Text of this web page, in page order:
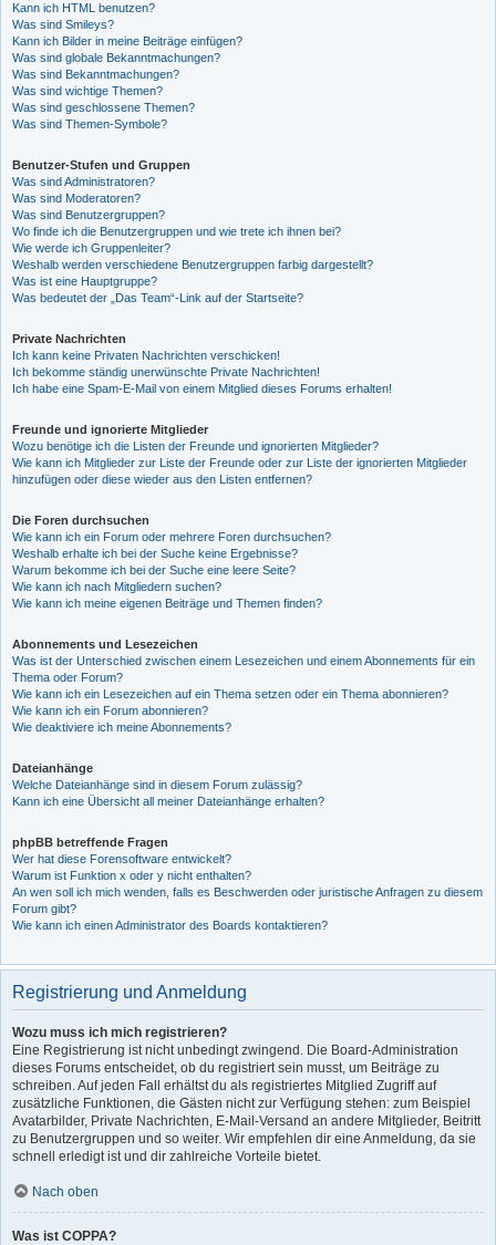
Kann ich HTML benutzen?
Was sind Smileys?
Kann ich Bilder in meine Beiträge einfügen?
Was sind globale Bekanntmachungen?
Was sind Bekanntmachungen?
Was sind wichtige Themen?
Was sind geschlossene Themen?
Was sind Themen-Symbole?
Benutzer-Stufen und Gruppen
Was sind Administratoren?
Was sind Moderatoren?
Was sind Benutzergruppen?
Wo finde ich die Benutzergruppen und wie trete ich ihnen bei?
Wie werde ich Gruppenleiter?
Weshalb werden verschiedene Benutzergruppen farbig dargestellt?
Was ist eine Hauptgruppe?
Was bedeutet der „Das Team“-Link auf der Startseite?
Private Nachrichten
Ich kann keine Privaten Nachrichten verschicken!
Ich bekomme ständig unerwünschte Private Nachrichten!
Ich habe eine Spam-E-Mail von einem Mitglied dieses Forums erhalten!
Freunde und ignorierte Mitglieder
Wozu benötige ich die Listen der Freunde und ignorierten Mitglieder?
Wie kann ich Mitglieder zur Liste der Freunde oder zur Liste der ignorierten Mitglieder
hinzufügen oder diese wieder aus den Listen entfernen?
Die Foren durchsuchen
Wie kann ich ein Forum oder mehrere Foren durchsuchen?
Weshalb erhalte ich bei der Suche keine Ergebnisse?
Warum bekomme ich bei der Suche eine leere Seite?
Wie kann ich nach Mitgliedern suchen?
Wie kann ich meine eigenen Beiträge und Themen finden?
Abonnements und Lesezeichen
Was ist der Unterschied zwischen einem Lesezeichen und einem Abonnements für ein
Thema oder Forum?
Wie kann ich ein Lesezeichen auf ein Thema setzen oder ein Thema abonnieren?
Wie kann ich ein Forum abonnieren?
Wie deaktiviere ich meine Abonnements?
Dateianhänge
Welche Dateianhänge sind in diesem Forum zulässig?
Kann ich eine Übersicht all meiner Dateianhänge erhalten?
phpBB betreffende Fragen
Wer hat diese Forensoftware entwickelt?
Warum ist Funktion x oder y nicht enthalten?
An wen soll ich mich wenden, falls es Beschwerden oder juristische Anfragen zu diesem
Forum gibt?
Wie kann ich einen Administrator des Boards kontaktieren?
Registrierung und Anmeldung
Wozu muss ich mich registrieren?
Eine Registrierung ist nicht unbedingt zwingend. Die Board-Administration
dieses Forums entscheidet, ob du registriert sein musst, um Beiträge zu
schreiben. Auf jeden Fall erhältst du als registriertes Mitglied Zugriff auf
zusätzliche Funktionen, die Gästen nicht zur Verfügung stehen: zum Beispiel
Avatarbilder, Private Nachrichten, E-Mail-Versand an andere Mitglieder, Beitritt
zu Benutzergruppen und so weiter. Wir empfehlen dir eine Anmeldung, da sie
schnell erledigt ist und dir zahlreiche Vorteile bietet.
Nach oben
Was ist COPPA?